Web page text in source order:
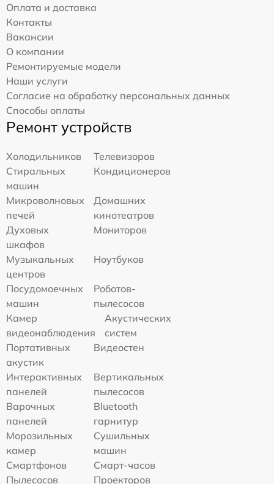
Оплата и доставка
Контакты
Вакансии
О компании
Ремонтируемые модели
Наши услуги
Согласие на обработку персональных данных
Способы оплаты
Ремонт устройств
Холодильников
Телевизоров
Стиральных
машин
Кондиционеров
Микроволновых
печей
Домашних
кинотеатров
Духовых
шкафов
Мониторов
Музыкальных
центров
Ноутбуков
Посудомоечных
машин
Роботов-
пылесосов
Камер
видеонаблюдения
Акустических
систем
Портативных
акустик
Видеостен
Интерактивных
панелей
Вертикальных
пылесосов
Варочных
панелей
Bluetooth
гарнитур
Морозильных
камер
Сушильных
машин
Смартфонов
Смарт-часов
Пылесосов
Проекторов